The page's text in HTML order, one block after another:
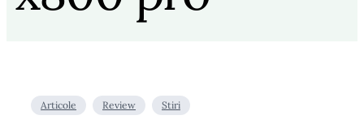
Articole Review Stiri